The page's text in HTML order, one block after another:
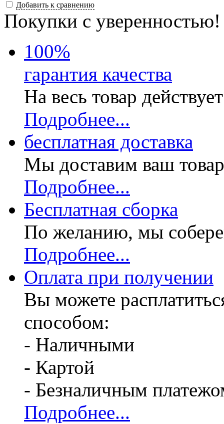
Добавить к сравнению
Покупки с уверенностью!
100%
гарантия качества
На весь товар
Подробнее...
бесплатная доставка
Мы доставим ваш
Подробнее...
Бесплатная сборка
По желанию, мы
Подробнее...
Оплата при получении
Вы можете
способом:
- Наличными
- Картой
- Безналичным
Подробнее...